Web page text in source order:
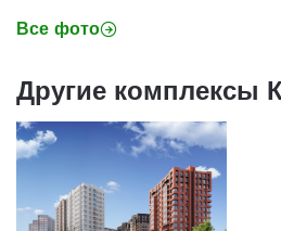
Все фото
Другие комплексы